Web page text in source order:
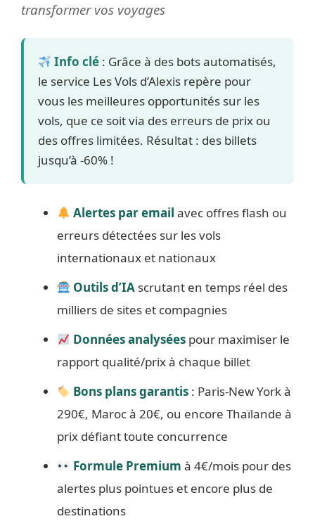
transformer vos voyages
Info clé : Grâce à des bots automatisés,
le service Les Vols d’Alexis repère pour
vous les meilleures opportunités sur les
vols, que ce soit via des erreurs de prix ou
des offres limitées. Résultat : des billets
jusqu’à -60% !
Alertes par email avec offres flash ou
erreurs détectées sur les vols
internationaux et nationaux
Outils d’IA scrutant en temps réel des
milliers de sites et compagnies
Données analysées pour maximiser le
rapport qualité/prix à chaque billet
Bons plans garantis : Paris-New York à
290€, Maroc à 20€, ou encore Thaïlande à
prix défiant toute concurrence
Formule Premium à 4€/mois pour des
alertes plus pointues et encore plus de
destinations